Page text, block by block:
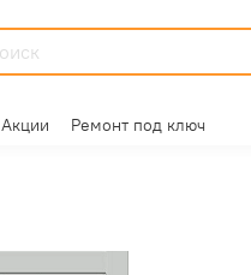
Акции Ремонт под ключ